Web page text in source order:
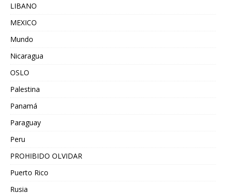
LIBANO
MEXICO
Mundo
Nicaragua
OSLO
Palestina
Panamá
Paraguay
Peru
PROHIBIDO OLVIDAR
Puerto Rico
Rusia